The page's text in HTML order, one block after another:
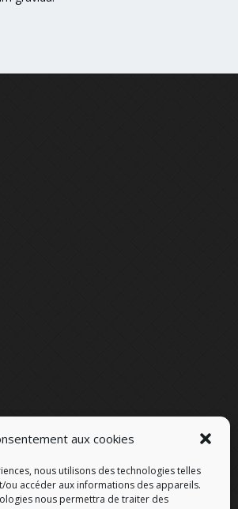
aux cookies
nous utilisons des technologies telles
ou accéder aux informations des appareils.
nous permettra de traiter des